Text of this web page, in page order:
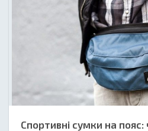
Спортивні сумки на пояс: